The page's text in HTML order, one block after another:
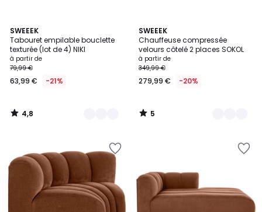
SWEEEK
Tabouret empilable bouclette
texturée (lot de 4) NIKI
à partir de
79,99 €
63,99 € -21%
4,8
/ 5
9
Couleurs
4,8
/
SWEEEK
Chauffeuse compressée
velours côtelé 2 places SOKOL
à partir de
349,99 €
279,99 € -20%
5
/
5
3
Couleurs
5
/